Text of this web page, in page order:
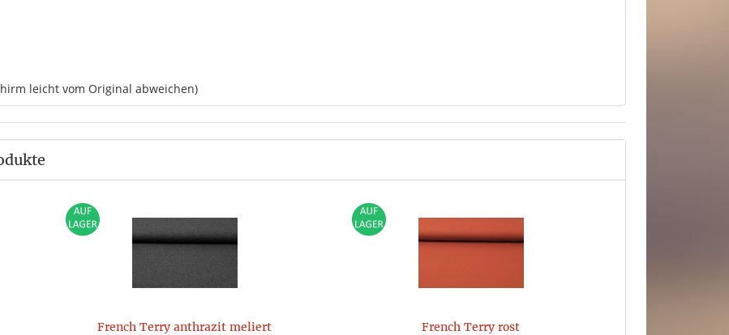
leicht vom Original abweichen)
French Terry anthrazit meliert French Terry rost